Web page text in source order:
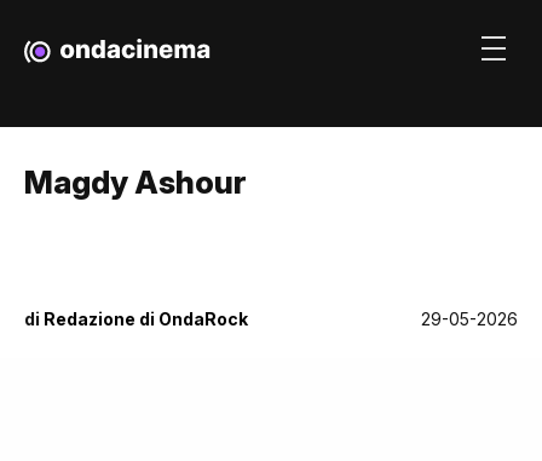
Magdy Ashour
di Redazione di OndaRock 29-05-2026